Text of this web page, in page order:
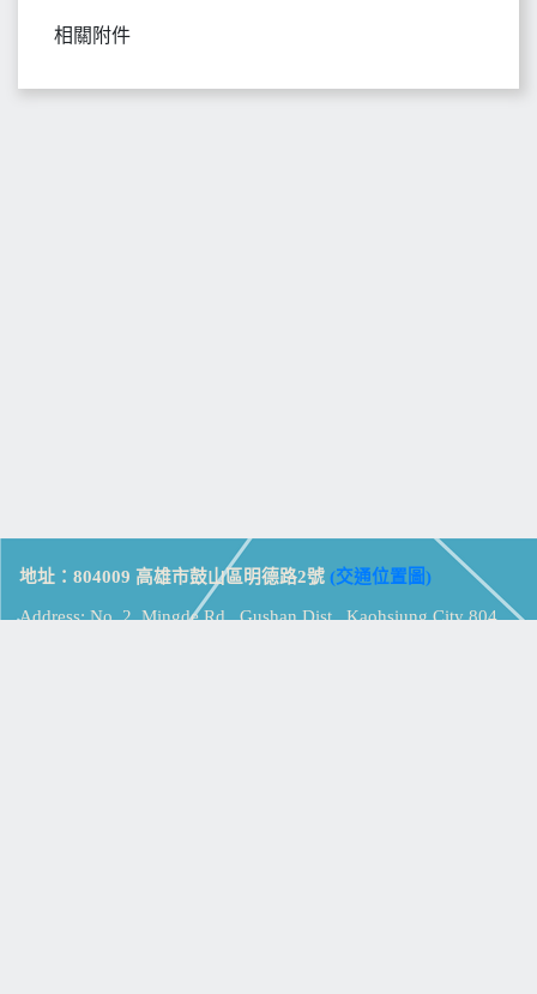
相關附件
地址：804009 高雄市鼓山區明德路2號 (交通位置圖)
Address: No. 2, Mingde Rd., Gushan Dist., Kaohsiung City 804,